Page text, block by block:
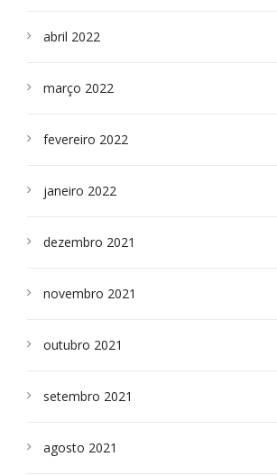
abril 2022
março 2022
fevereiro 2022
janeiro 2022
dezembro 2021
novembro 2021
outubro 2021
setembro 2021
agosto 2021